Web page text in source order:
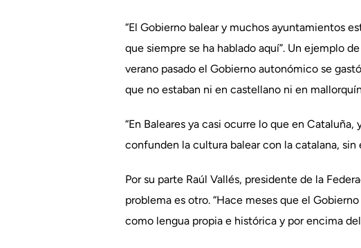
“El Gobierno balear y muchos ayuntamientos
que siempre se ha hablado aquí”. Un ejemplo
verano pasado el Gobierno autonómico se
que no estaban ni en castellano ni en
“En Baleares ya casi ocurre lo que en
confunden la cultura balear con la catalana, sin
Por su parte Raúl Vallés, presidente de la
problema es otro. “Hace meses que el
como lengua propia e histórica y por encima